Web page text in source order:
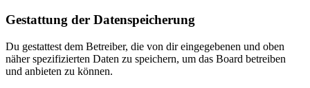
Gestattung der Datenspeicherung
Du gestattest dem Betreiber, die von dir eingegebenen und oben
näher spezifizierten Daten zu speichern, um das Board betreiben
und anbieten zu können.